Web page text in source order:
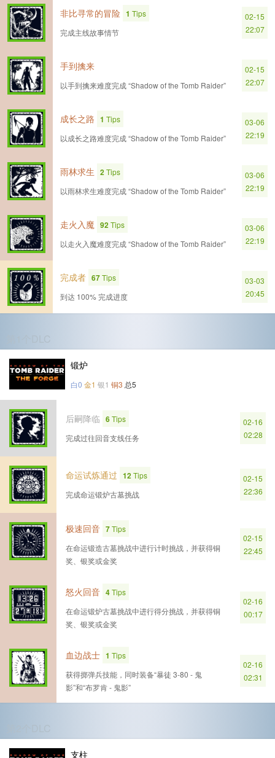
非比寻常的冒险 1 Tips
完成主线故事情节
02-15
22:07
手到擒来
以手到擒来难度完成 “Shadow of the Tomb Raider”
02-15
22:07
成长之路 1 Tips
以成长之路难度完成 “Shadow of the Tomb Raider”
03-06
22:19
雨林求生 2Tips
以雨林求生难度完成 “Shadow of the Tomb Raider”
03-06
22:19
走火入魔 92Tips
以走火入魔难度完成 “Shadow of the Tomb Raider”
03-06
22:19
完成者 67Tips
到达 100% 完成进度
03-03
20:45
锻炉
白0 金1 银1 铜3 总5
后嗣降临 6Tips
完成过往回音支线任务
02-16
02:28
命运试炼通过 12Tips
完成命运锻炉古墓挑战
02-15
22:36
极速回音 7Tips
在命运锻造古墓挑战中进行计时挑战，并获得铜
奖、银奖或金奖
02-15
22:45
怒火回音 4Tips
在命运锻炉古墓挑战中进行得分挑战，并获得铜
奖、银奖或金奖
02-16
00:17
血边战士 1 Tips
获得掷弹兵技能，同时装备“暴徒 3-80 - 鬼
影”和“布罗肯 - 鬼影”
02-16
02:31
支柱